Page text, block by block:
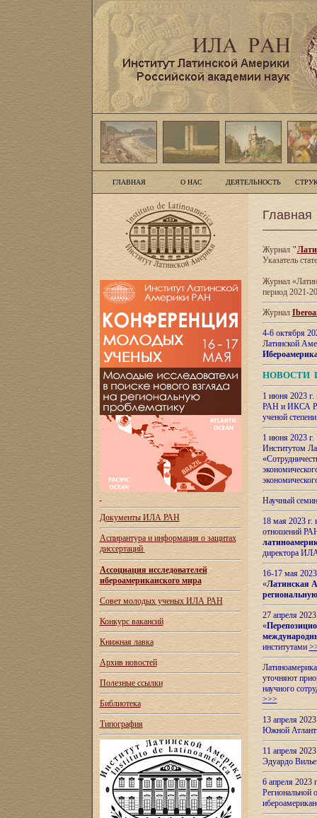
ГЛАВНАЯ О НАС ДЕЯТЕЛЬНОСТЬ
Документы ИЛА РАН
Аспирантура и информация о защитах
диссертаций
Ассоциация исследователей
ибероамериканского мира
Совет молодых ученых ИЛА РАН
Конкурс вакансий
Книжная лавка
Архив новостей
Полезные ссылки
Библиотека
Типография
Главная
Журнал"
Указатель
Журнал
период 2021-
Журнал
4-6 октября
Латинской
НОВОСТИ
1 июня 2023
РАН и ИКСА
ученой
1 июня 2023
Институтом
Научный
18 мая 2023
отношений
директора
16-17 мая
«Латинская
27 апреля
«
институтами
уточняют
научного
>>>
13 апреля
Южной
11 апреля
Эдуардо
6 апреля
Региональной